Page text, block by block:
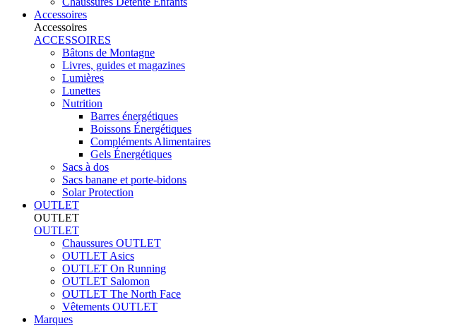
Accessoires
Accessoires
ACCESSOIRES
Bâtons de Montagne
Livres, guides et magazines
Lumières
Lunettes
Nutrition
Barres énergétiques
Boissons Énergétiques
Compléments Alimentaires
Gels Énergétiques
Sacs à dos
Sacs banane et porte-bidons
Solar Protection
OUTLET
OUTLET
OUTLET
Chaussures OUTLET
OUTLET Asics
OUTLET On Running
OUTLET Salomon
OUTLET The North Face
Vêtements OUTLET
Marques